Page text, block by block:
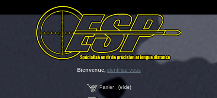
Bienvenue, identifiez-vous
Panier : (vide)